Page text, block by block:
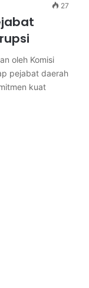
27
oleh Komisi
pejabat daerah
kuat